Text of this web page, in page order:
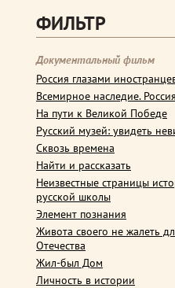
ФИЛЬТР
Документальный фильм
Россия глазами
Всемирное наследие. Россия
На пути к Великой Победе
Русский музей: увидеть
Сквозь времена
Найти и рассказать
Неизвестные страницы
русской школы
Элемент познания
Живота своего не жалеть
Отечества
Жил-был Дом
Личность в истории